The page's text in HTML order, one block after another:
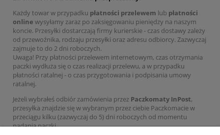
Każdy towar w przypadku płatności przelewem lub płatności
online wysyłamy zaraz po zaksięgowaniu pieniędzy na naszym
koncie. Przesyłki dostarczają firmy kurierskie - czas dostawy zależy
od przewoźnika, rodzaju przesyłki oraz adresu odbiorcy. Zazwyczaj
zajmuje to do 2 dni roboczych.
Uwaga! Przy płatności przelewem internetowym, czas otrzymania
paczki wydłuża się o czas realizacji przelewu, a w przypadku
płatności ratalnej - o czas przygotowania i podpisania umowy
ratalnej.
Jeżeli wybrałeś odbiór zamówienia przez Paczkomaty InPost,
przesyłka znajdzie się w wybranym przez ciebie Paczkomacie w
przeciągu kilku (zazwyczaj do 5) dni roboczych od momentu
nadania paczki.